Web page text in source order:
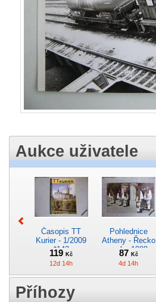
Aukce uživatele
Časopis TT
Kurier - 1/2009
*142
119Kč
12d 14h
Pohlednice
Atheny - Řecko
z roku 1989.
Nová nepoužitá
*5019
87 Kč
4d 14h
Příhozy